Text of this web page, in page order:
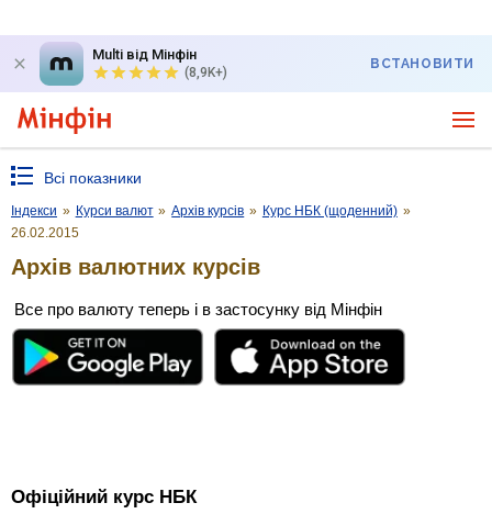
Multi від Мінфін
(8,9K+)
ВСТАНОВИТИ
Всі показники
Індекси » Курси валют » Архів курсів » Курс НБК (щоденний) »
26.02.2015
Архів валютних курсів
Все про валюту теперь і в застосунку від Мінфін
Офіційний курс НБК